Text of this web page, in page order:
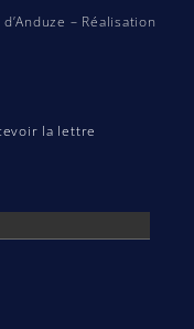
– Réalisation
la lettre